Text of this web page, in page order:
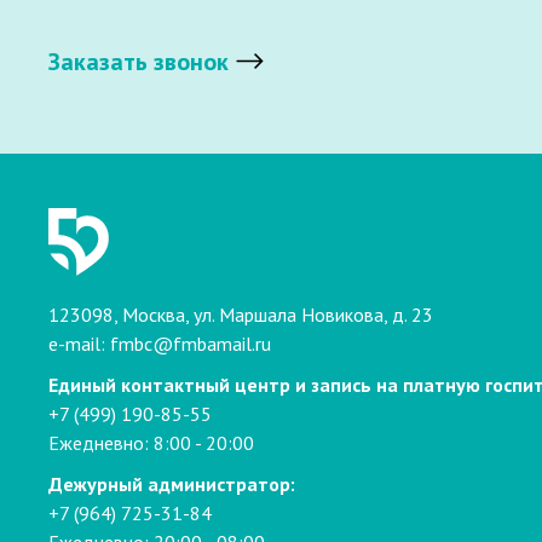
Заказать звонок
123098, Москва, ул. Маршала Новикова, д. 23
e-mail: fmbc@fmbamail.ru
Единый контактный центр и запись на платную
+7 (499) 190-85-55
Ежедневно: 8:00 - 20:00
Дежурный администратор:
+7 (964) 725-31-84